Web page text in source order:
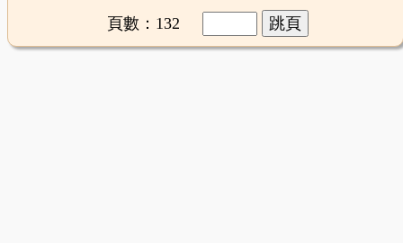
頁數：132